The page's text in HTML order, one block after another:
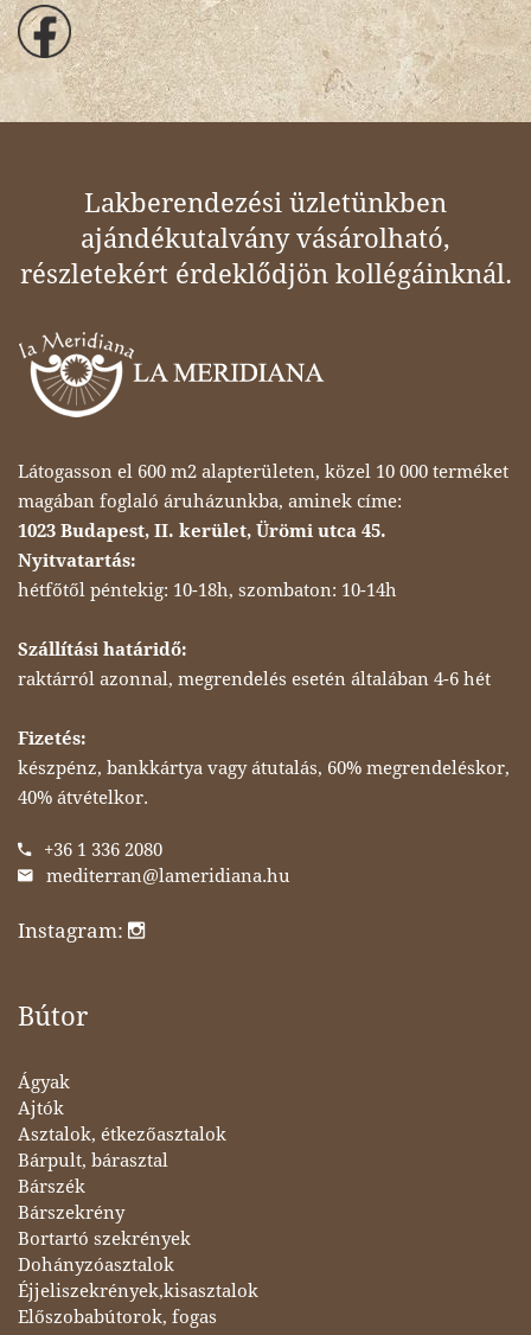
Lakberendezési üzletünkben
ajándékutalvány vásárolható,
részletekért érdeklődjön kollégáinknál.
Látogasson el 600 m2 alapterületen, közel 10 000 terméket
magában foglaló áruházunkba, aminek címe:
1023 Budapest, II. kerület, Ürömi utca 45.
Nyitvatartás:
hétfőtől péntekig: 10-18h, szombaton: 10-14h
Szállítási határidő:
raktárról azonnal, megrendelés esetén általában 4-6 hét
Fizetés:
készpénz, bankkártya vagy átutalás, 60% megrendeléskor,
40% átvételkor.
+36 1 336 2080
mediterran@lameridiana.hu
Instagram:
Bútor
Ágyak
Ajtók
Asztalok, étkezőasztalok
Bárpult, bárasztal
Bárszék
Bárszekrény
Bortartó szekrények
Dohányzóasztalok
Éjjeliszekrények,kisasztalok
Előszobabútorok, fogas